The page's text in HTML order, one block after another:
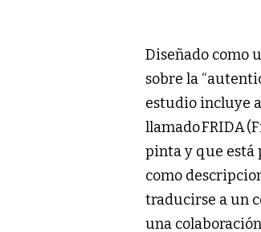
Diseñado como
sobre la
estudio incluye
llamado FRIDA
pinta y que está
como
traducirse a un
una